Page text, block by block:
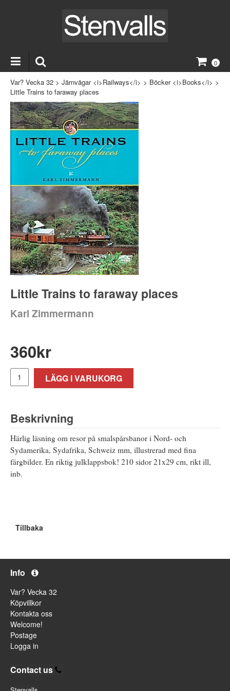
0
Var? Vecka 32 > Järnvägar <i>Railways</i> > Böcker <i>Books</i> >
Little Trains to faraway places
Little Trains to faraway places
Karl Zimmermann
360kr
LÄGG I VARUKORG
Beskrivning
Härlig läsning om resor på smalspårsbanor i Nord- och
Sydamerika, Sydafrika, Schweiz mm, illustrerad med fina
färgbilder. En riktig julklappsbok! 210 sidor 21x29 cm, rikt ill,
inb.
Tillbaka
Info
Var? Vecka 32
Köpvillkor
Kontakta oss
Welcome!
Postage
Logga in
Contact us